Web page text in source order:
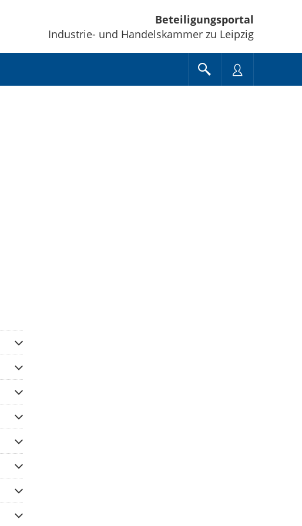
Beteiligungsportal
Industrie- und Handelskammer zu Leipzig